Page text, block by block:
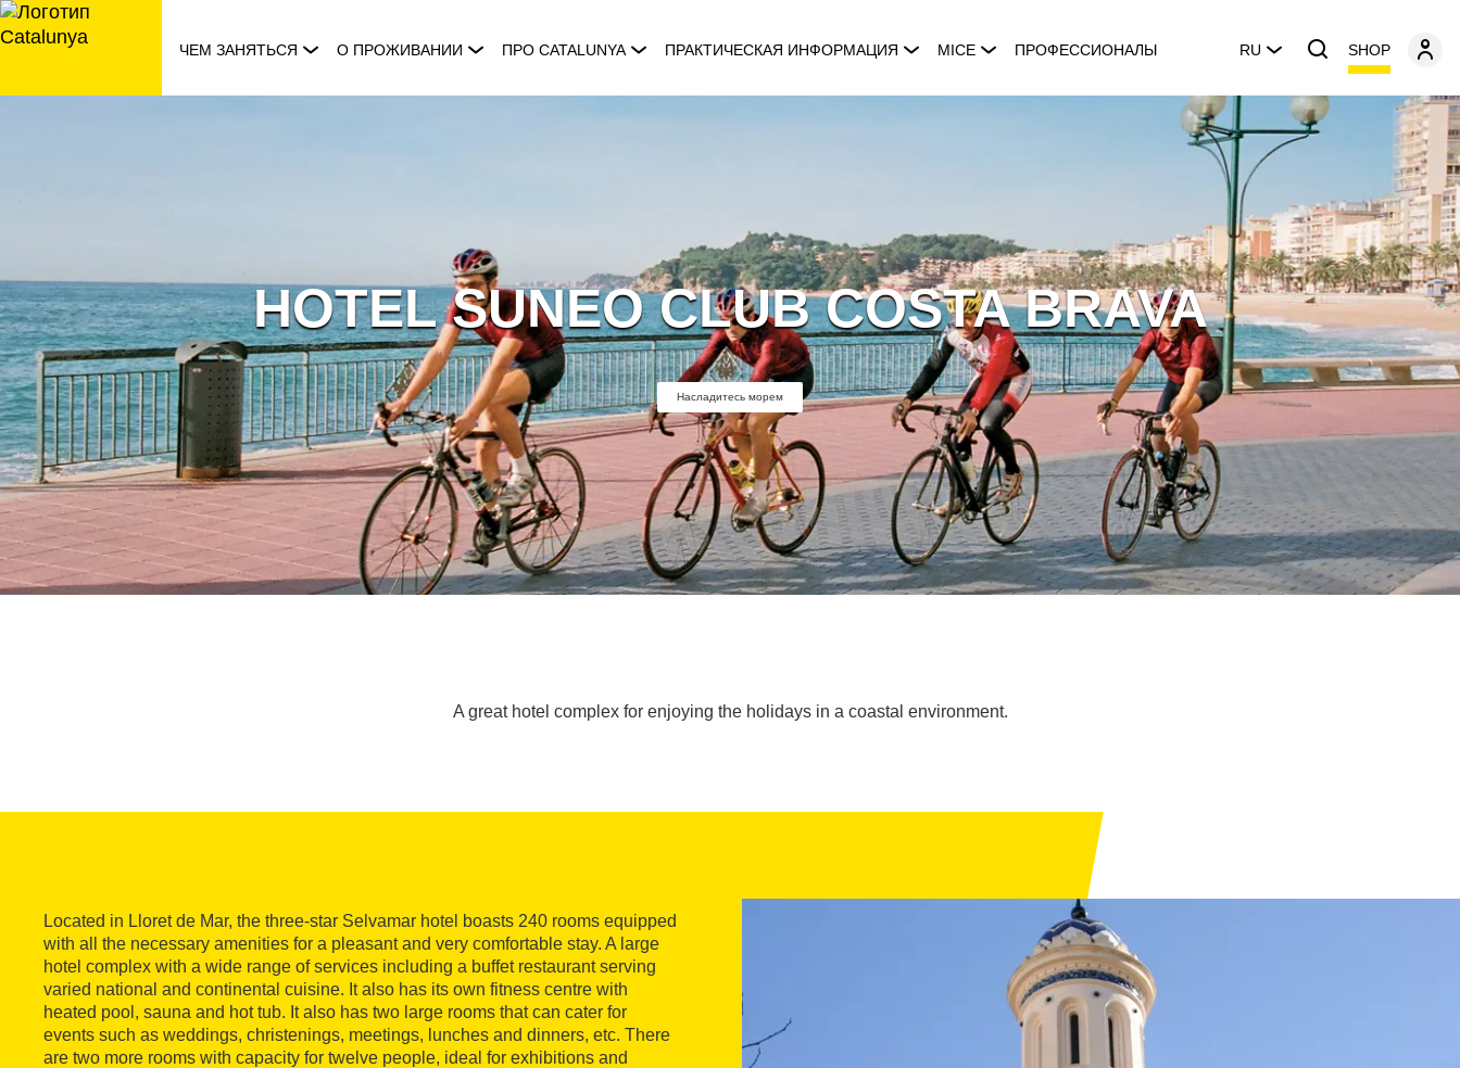
перейти
к
ЧЕМ ЗАНЯТЬСЯ О ПРОЖИВАНИИ ПРО CATALUNYA ПРАКТИЧЕСКАЯ ИНФОРМАЦИЯ MICE ПРОФЕССИОНАЛЫ RU SHOP
HOTEL SUNEO CLUB COSTA BRAVA
Насладитесь морем
A great hotel complex for enjoying the holidays in a coastal environment.
Located in Lloret de Mar, the three-star Selvamar hotel boasts 240 rooms equipped
with all the necessary amenities for a pleasant and very comfortable stay. A large
hotel complex with a wide range of services including a buffet restaurant serving
varied national and continental cuisine. It also has its own fitness centre with
heated pool, sauna and hot tub. It also has two large rooms that can cater for
events such as weddings, christenings, meetings, lunches and dinners, etc. There
are two more rooms with capacity for twelve people, ideal for exhibitions and